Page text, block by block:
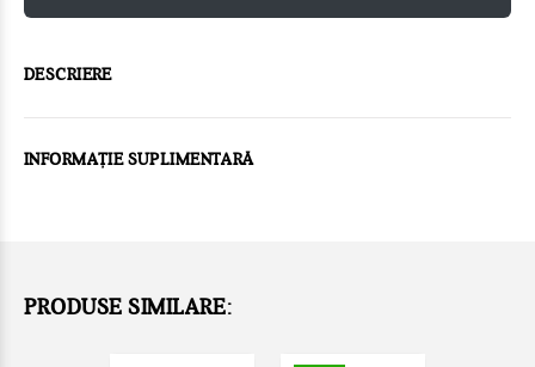
DESCRIERE
INFORMAȚIE SUPLIMENTARĂ
PRODUSE SIMILARE: